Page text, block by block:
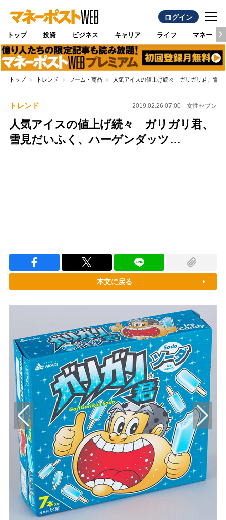
ログイン
トップ 投資 ビジネス キャリア ライフ マネー
トップ トレンド ブーム・商品 人気アイスの値上げ続々 ガリガリ君、雪
トレンド 2019.02.26 07:00 女性セブン
人気アイスの値上げ続々 ガリガリ君、
雪見だいふく、ハーゲンダッツ…
本文に戻る